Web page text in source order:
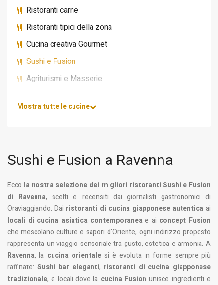
Ristoranti carne
Ristoranti tipici della zona
Cucina creativa Gourmet
Sushi e Fusion
Agriturismi e Masserie
Mostra tutte le cucine
Sushi e Fusion a Ravenna
Ecco la nostra selezione dei migliori ristoranti Sushi e Fusion
di Ravenna, scelti e recensiti dai giornalisti gastronomici di
Oraviaggiando. Dai ristoranti di cucina giapponese autentica ai
locali di cucina asiatica contemporanea e ai concept Fusion
che mescolano culture e sapori d'Oriente, ogni indirizzo proposto
rappresenta un viaggio sensoriale tra gusto, estetica e armonia. A
Ravenna, la cucina orientalesi è evoluta in forme sempre più
raffinate: Sushi bar eleganti, ristoranti di cucina giapponese
tradizionale, e locali dove la cucina Fusion unisce ingredienti e